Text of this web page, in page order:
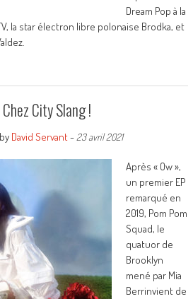
Dream Pop à la
la star électron libre polonaise Brodka, et
City Slang !
by David Servant- 23 avril 2021
Après « Ow »,
un premier EP
remarqué en
2019, Pom Pom
Squad, le
quatuor de
Brooklyn
mené par Mia
Berrinvient de